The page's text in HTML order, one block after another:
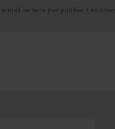
mail ne sera pas publiée. Les